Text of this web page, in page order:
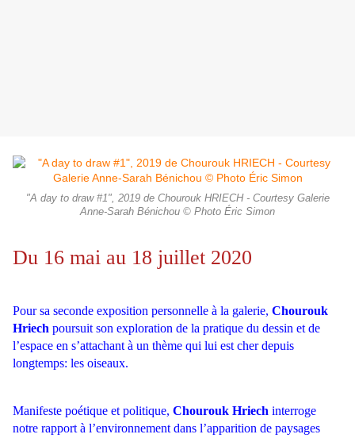
"A day to draw #1", 2019 de Chourouk HRIECH - Courtesy Galerie
Anne-Sarah Bénichou © Photo Éric Simon
Du 16 mai au 18 juillet 2020
Pour sa seconde exposition personnelle à la galerie, Chourouk
Hriech poursuit son exploration de la pratique du dessin et de
l’espace en s’attachant à un thème qui lui est cher depuis
longtemps: les oiseaux.
Manifeste poétique et politique, Chourouk Hriech interroge
notre rapport à l’environnement dans l’apparition de paysages